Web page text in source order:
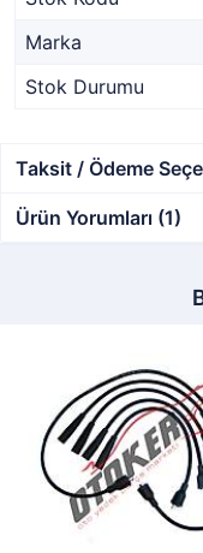
Marka
Stok Durumu
Taksit / Ödeme
Ürün Yorumları (1)